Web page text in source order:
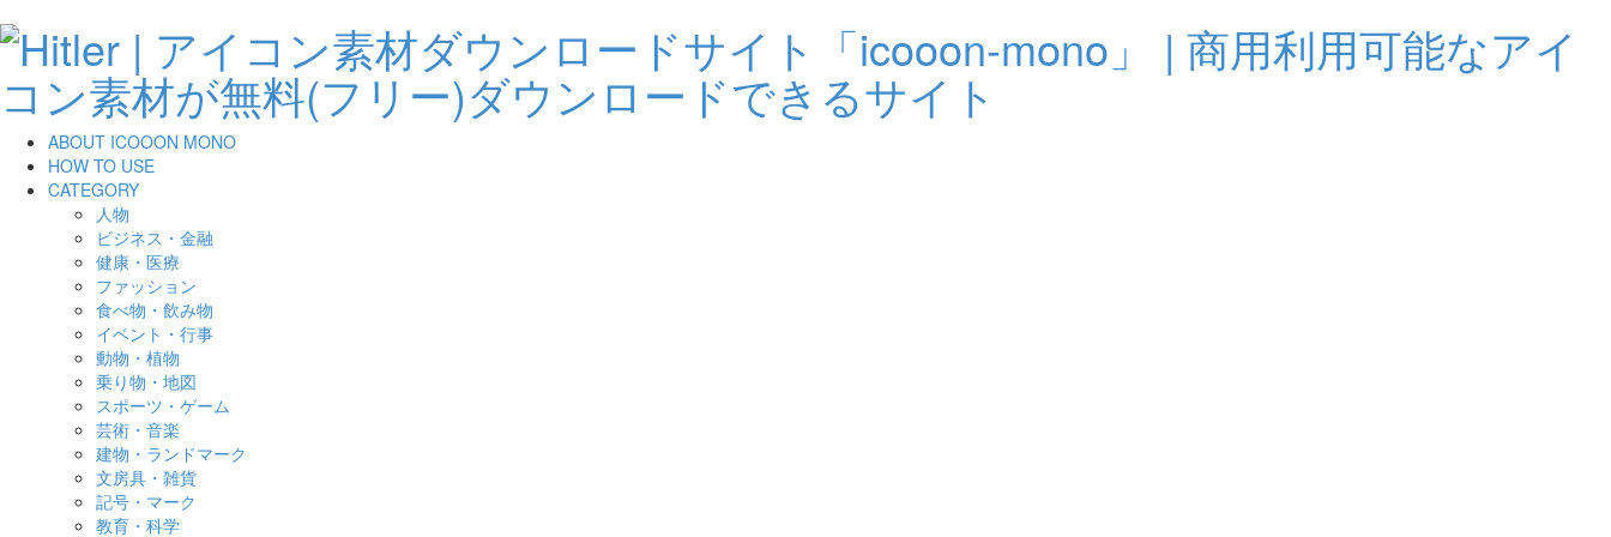
ABOUT ICOOON MONO
HOW TO USE
CATEGORY
人物
ビジネス・金融
健康・医療
ファッション
食べ物・飲み物
イベント・行事
動物・植物
乗り物・地図
スポーツ・ゲーム
芸術・音楽
建物・ランドマーク
文房具・雑貨
記号・マーク
教育・科学